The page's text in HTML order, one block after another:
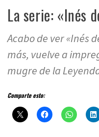
La serie: «Inés
Acabo de ver «Inés
más, vuelve a
mugre de la
Comparte esto: